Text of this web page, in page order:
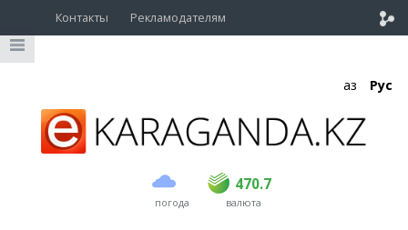
Контакты Рекламодателям
Қаз Рус
погода
470.7
USD 468.5 470.7
EUR валюта